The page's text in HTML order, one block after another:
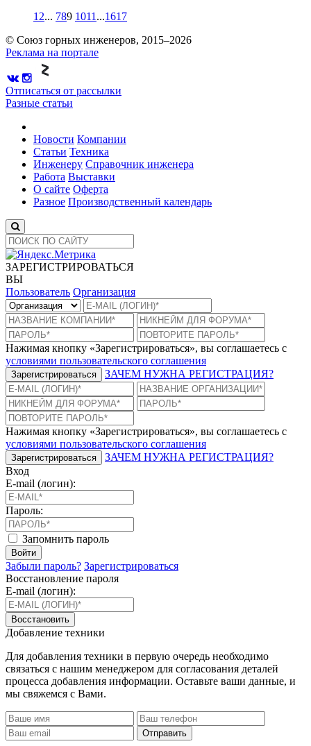
1 2... 789 1011 ...1617
© Союз горных инженеров, 2015–2026
Реклама на портале
Отписаться от рассылки
Разные статьи
Новости Компании
Статьи Техника
Инженеру Справочник инженера
Работа Выставки
О сайте Оферта
Разное Производственный календарь
ЗАРЕГИСТРИРОВАТЬСЯ
ВЫ
Пользователь Организация
Нажимая кнопку «Зарегистрироваться», вы соглашаетесь с
условиями пользовательского соглашения
Зарегистрироваться ЗАЧЕМ НУЖНА РЕГИСТРАЦИЯ?
Нажимая кнопку «Зарегистрироваться», вы соглашаетесь с
условиями пользовательского соглашения
Зарегистрироваться
ЗАЧЕМ НУЖНА РЕГИСТРАЦИЯ?
Вход
E-mail (логин):
Пароль:
Запомнить пароль
Войти
Забыли пароль? Зарегистрироваться
Восстановление пароля
E-mail (логин):
Восстановить
Добавление техники
Для добавления техники в первую очередь необходимо
связаться с нашим менеджером для согласования деталей
процесса добавления информации. Оставьте ваши данные, и
мы свяжемся с Вами.